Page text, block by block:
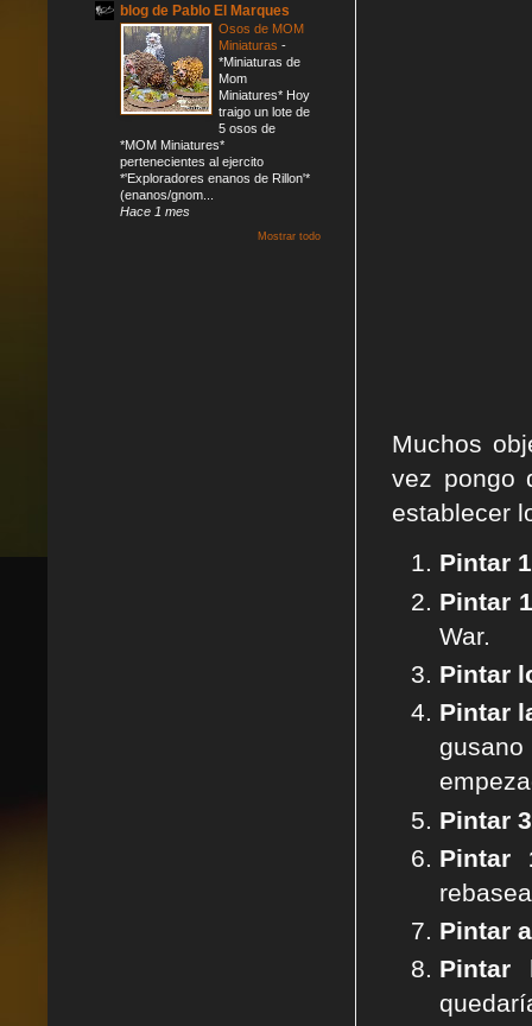
Muchos
vez pongo
establecer
Pintar
Pintar
War.
Pintar
Pintar
Pintar
Pintar
Pintar
Pintar
blog de Pablo El Marques
Osos de MOM
Miniaturas -
*Miniaturas de
Mom
Miniatures* Hoy
traigo un lote de
5 osos de
*MOM Miniatures*
pertenecientes al ejercito
*'Exploradores enanos de Rillon'*
(enanos/gnom...
Hace 1 mes
Mostrar todo